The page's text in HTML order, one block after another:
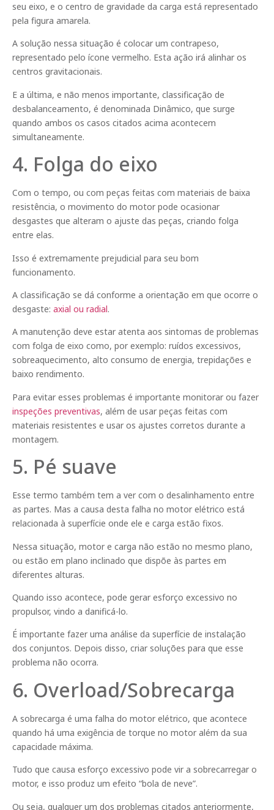
seu eixo, e o centro de gravidade da carga está representado
pela figura amarela.
A solução nessa situação é colocar um contrapeso,
representado pelo ícone vermelho. Esta ação irá alinhar os
centros gravitacionais.
E a última, e não menos importante, classificação de
desbalanceamento, é denominada Dinâmico, que surge
quando ambos os casos citados acima acontecem
simultaneamente.
4. Folga do eixo
Com o tempo, ou com peças feitas com materiais de baixa
resistência, o movimento do motor pode ocasionar
desgastes que alteram o ajuste das peças, criando folga
entre elas.
Isso é extremamente prejudicial para seu bom
funcionamento.
A classificação se dá conforme a orientação em que ocorre o
desgaste: axial ou radial.
A manutenção deve estar atenta aos sintomas de problemas
com folga de eixo como, por exemplo: ruídos excessivos,
sobreaquecimento, alto consumo de energia, trepidações e
baixo rendimento.
Para evitar esses problemas é importante monitorar ou fazer
inspeções preventivas, além de usar peças feitas com
materiais resistentes e usar os ajustes corretos durante a
montagem.
5. Pé suave
Esse termo também tem a ver com o desalinhamento entre
as partes. Mas a causa desta falha no motor elétrico está
relacionada à superfície onde ele e carga estão fixos.
Nessa situação, motor e carga não estão no mesmo plano,
ou estão em plano inclinado que dispõe às partes em
diferentes alturas.
Quando isso acontece, pode gerar esforço excessivo no
propulsor, vindo a danificá-lo.
É importante fazer uma análise da superfície de instalação
dos conjuntos. Depois disso, criar soluções para que esse
problema não ocorra.
6. Overload/Sobrecarga
A sobrecarga é uma falha do motor elétrico, que acontece
quando há uma exigência de torque no motor além da sua
capacidade máxima.
Tudo que causa esforço excessivo pode vir a sobrecarregar o
motor, e isso produz um efeito “bola de neve”.
Ou seja, qualquer um dos problemas citados anteriormente,